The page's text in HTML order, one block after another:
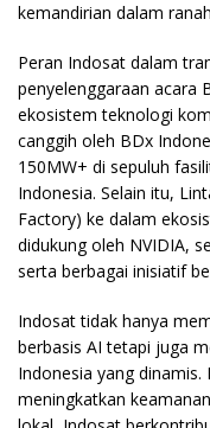
kemandirian dalam
Peran Indosat dalam
penyelenggaraan acara
ekosistem teknologi
canggih oleh BDx
150MW+ di sepuluh
Indonesia. Selain itu,
Factory) ke dalam
didukung oleh NVIDIA,
serta berbagai inisiatif
Indosat tidak hanya
berbasis AI tetapi juga
Indonesia yang
meningkatkan